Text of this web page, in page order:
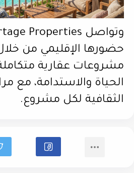
حضورها الإقليمي من
مشروعات عقارية
الحياة والاستدامة، مع
الثقافية لكل مشروع.